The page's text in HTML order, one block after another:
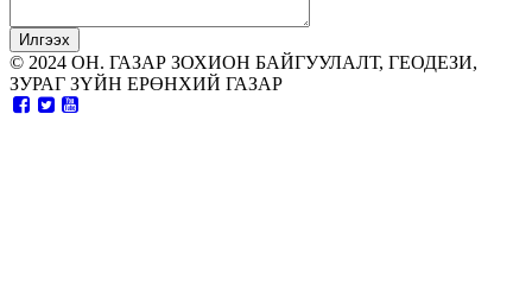
© 2024 ОН. ГАЗАР ЗОХИОН БАЙГУУЛАЛТ, ГЕОДЕЗИ,
ЗУРАГ ЗҮЙН ЕРӨНХИЙ ГАЗАР